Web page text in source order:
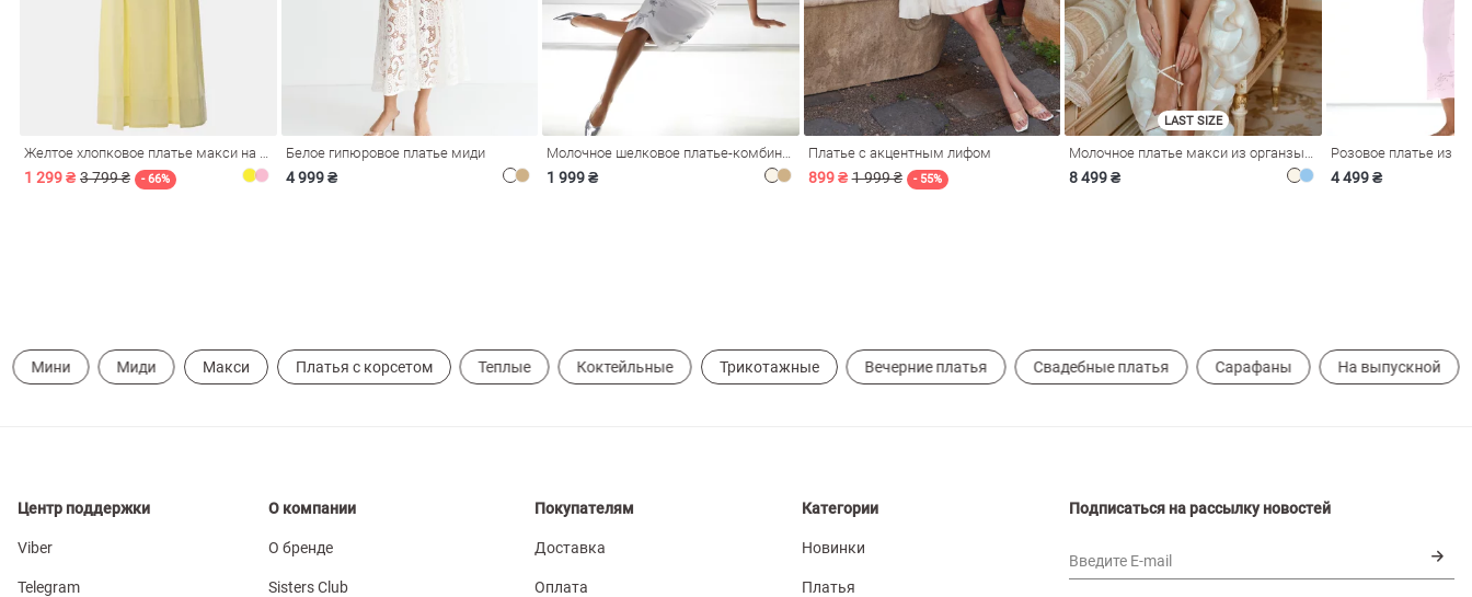
1 299 ₴ 3 799 ₴ - 66%
Белое гипюровое платье миди
4 999 ₴ 1 999 ₴
Платье с акцентным лифом
899 ₴ 1 999 ₴ - 55%
LAST SIZE
8 499 ₴ 4 499 ₴
Мини Миди Макси Платья с корсетом Теплые Коктейльные Трикотажные Вечерние платья Свадебные платья Сарафаны На выпускной
Центр поддержки
Viber
Telegram
О компании
О бренде
Sisters Club
Покупателям
Доставка
Оплата
Категории
Новинки
Платья
Подписаться на рассылку новостей
Введите E-mail